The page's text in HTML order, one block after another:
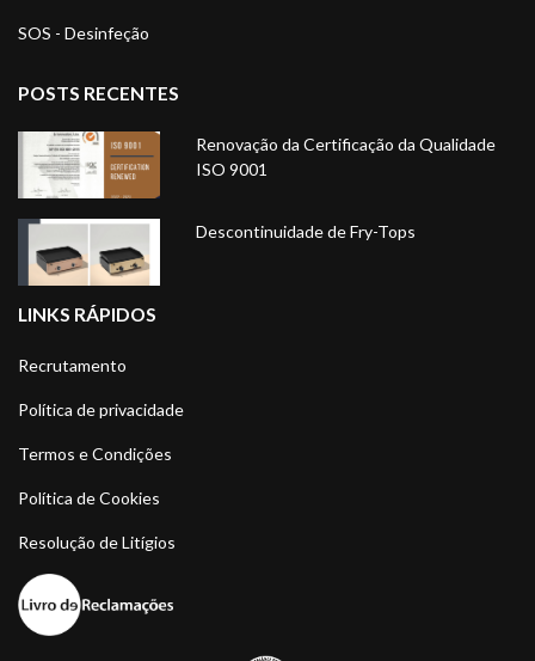
SOS - Desinfeção
POSTS RECENTES
Renovação da Certificação da Qualidade
ISO 9001
Descontinuidade de Fry-Tops
LINKS RÁPIDOS
Recrutamento
Política de privacidade
Termos e Condições
Política de Cookies
Resolução de Litígios